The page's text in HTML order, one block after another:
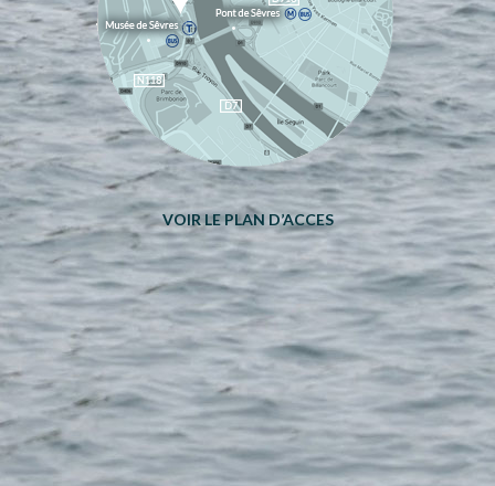
VOIR LE PLAN D’ACCES